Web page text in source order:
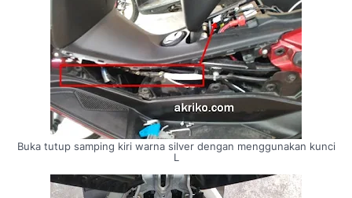
Buka tutup samping kiri warna silver dengan menggunakan kunci
L